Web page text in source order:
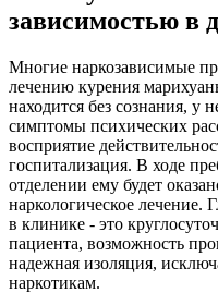
зависимостью в
Многие наркозависимые
лечению курения
находится без сознания, у
симптомы психических
восприятие
госпитализация. В ходе
отделении ему будет
наркологическое лечение.
в клинике - это
пациента, возможность
надежная изоляция,
наркотикам.